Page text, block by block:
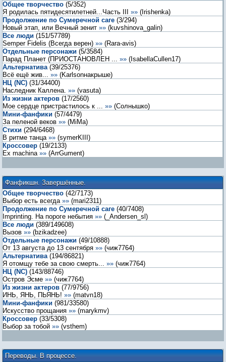
Общее творчество (5/352)
Я родилась пятидесятилетней...Часть III
»» ( Irishenka)
Продолжение по Сумеречной саге (3/294)
Новый этап, или Вечный зенит »» (kuvshinova_galin)
Все люди (151/57789)
Semper Fidelis (Всегда верен) »» (Rara-avis)
Отдельные персонажи (5/3584)
Парад Планет (ПРИОСТАНОВЛЕН ... »» ( IsabellaCullen17)
Альтернатива (39/25376)
Всё ещё жив... »» (Karlsonнакрыше)
НЦ (NC) (31/34400)
Наследник Каллена. »» (vasuta)
Из жизни актеров (17/2560)
Мое сердце пристрастилось к ... »» (Солнышко)
Мини-фанфики (57/4479)
За пеленой веков »» (MiMa)
Стихи (294/6468)
В ритме танца »» (symerKIII )
Кроссовер (19/2133)
Ex machina »» (ArrGument)
Фанфикшн. Завершённые.
Общее творчество (42/7173)
Выбор есть всегда »» (mari2311)
Продолжение по Сумеречной саге (40/7408)
Imprinting. На пороге небытия »» ( _Andersen_sl )
Все люди (389/149608)
Вызов »» (bzikadzee)
Отдельные персонажи (49/10888)
От 13 августа до 13 сентября »» (чиж7764)
Альтернатива (194/86821)
Я отомщу тебе за свою смерть... »» (чиж7764)
НЦ (NC) (143/88746)
Остров Эсме »» (чиж7764)
Из жизни актеров (77/9756)
ИНЬ, ЯНЬ, ПЬЯНЬ! »» (matvn18)
Мини-фанфики (981/33580)
Искусство прощания »» (marykmv)
Кроссовер (33/5308)
Выбор за тобой »» (vsthem)
Переводы. В процессе.